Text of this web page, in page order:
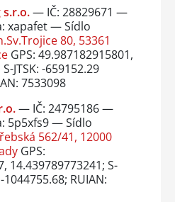
s.r.o.— IČ: 28829671 —
xapafet — Sídlo
80, 53361
GPS: 49.987182915801,
JTSK: -659152.29
7533098
— IČ: 24795186 —
5p5xfs9 — Sídlo
562/41, 12000
GPS:
14.439789773241; S-
1044755.68; RUIAN: